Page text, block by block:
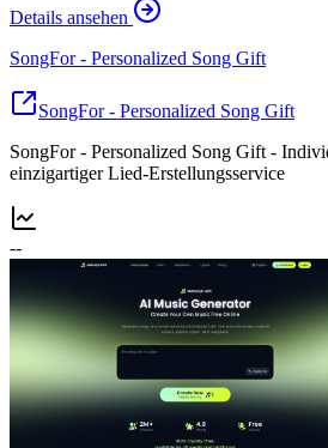
Details ansehen
SongFor - Personalized Song Gift
SongFor - Personalized Song Gift
SongFor - Personalized Song Gift -
einzigartiger Lied-Erstellungsservice
--